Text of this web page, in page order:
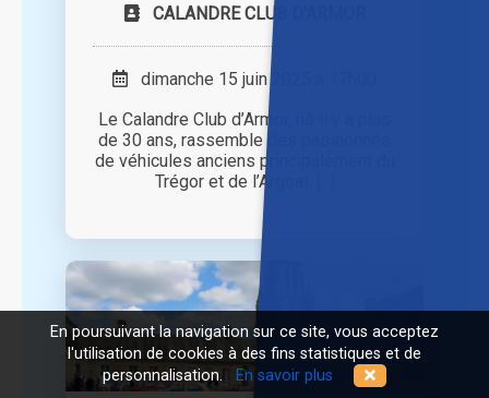
CALANDRE CLUB D'ARMOR
dimanche 15 juin 2025 à 17h00
Le Calandre Club d’Armor, né il y a plus
de 30 ans, rassemble des passionnés
de véhicules anciens principalement du
Trégor et de l’Argoat. [...]
En poursuivant la navigation sur ce site, vous acceptez
l'utilisation de cookies à des fins statistiques et de
personnalisation.
En savoir plus